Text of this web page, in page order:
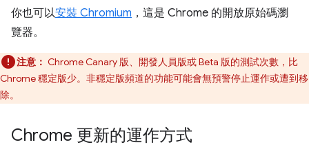
你也可以安裝 Chromium ，這是 Chrome 的開放原始碼瀏
覽器。
注意： Chrome Canary 版、開發人員版或 Beta 版的測試次數，比
Chrome 穩定版少。非穩定版頻道的功能可能會無預警停止運作或遭到移
除。
Chrome 更新的運作方式